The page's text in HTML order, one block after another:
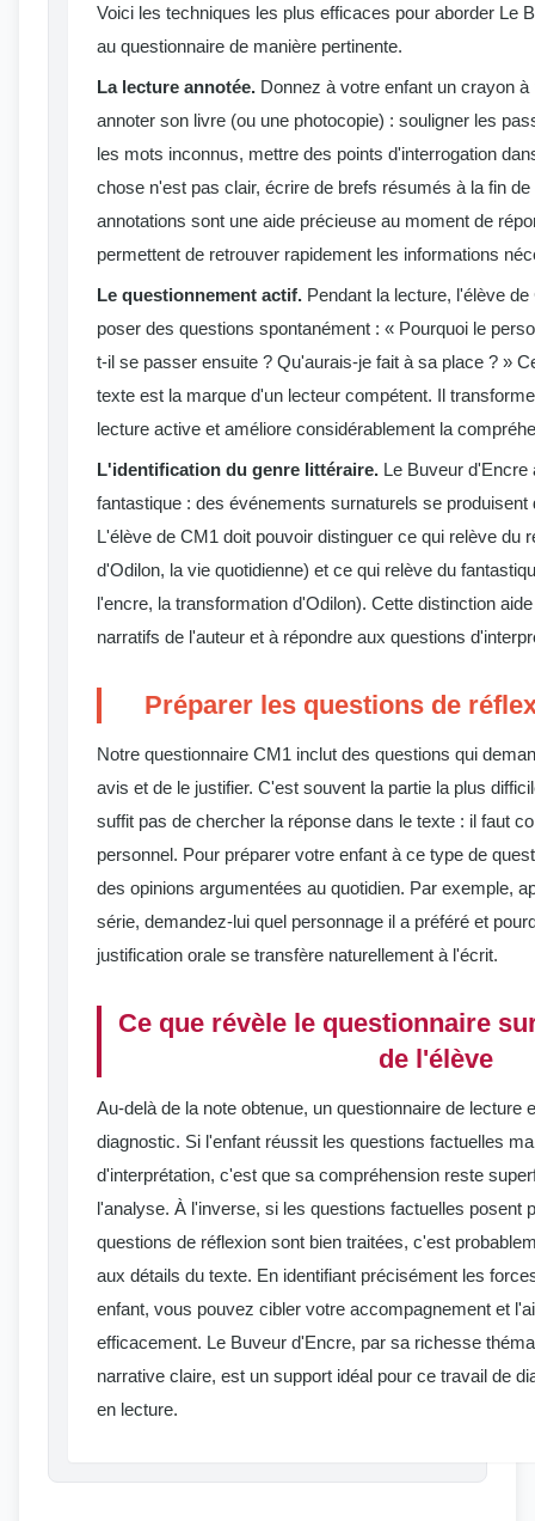
Voici les techniques les plus efficaces pour aborder Le
au questionnaire de manière pertinente.
La lecture annotée. Donnez à votre enfant un crayon
annoter son livre (ou une photocopie) : souligner les
les mots inconnus, mettre des points d'interrogation
chose n'est pas clair, écrire de brefs résumés à la fin
annotations sont une aide précieuse au moment de
permettent de retrouver rapidement les informations
Le questionnement actif. Pendant la lecture, l'élève
poser des questions spontanément : « Pourquoi le
t-il se passer ensuite ? Qu'aurais-je fait à sa place ? »
texte est la marque d'un lecteur compétent. Il
lecture active et améliore considérablement la
L'identification du genre littéraire. Le Buveur d'Encre
fantastique : des événements surnaturels se produisent
L'élève de CM1 doit pouvoir distinguer ce qui relève du
d'Odilon, la vie quotidienne) et ce qui relève du
l'encre, la transformation d'Odilon). Cette distinction
narratifs de l'auteur et à répondre aux questions
Préparer les questions de
Notre questionnaire CM1 inclut des questions qui
avis et de le justifier. C'est souvent la partie la plus
suffit pas de chercher la réponse dans le texte : il faut
personnel. Pour préparer votre enfant à ce type de
des opinions argumentées au quotidien. Par exemple,
série, demandez-lui quel personnage il a préféré et
justification orale se transfère naturellement à l'écrit.
Ce que révèle le questionnaire
de l'élève
Au-delà de la note obtenue, un questionnaire de lecture
diagnostic. Si l'enfant réussit les questions factuelles
d'interprétation, c'est que sa compréhension reste
l'analyse. À l'inverse, si les questions factuelles posent
questions de réflexion sont bien traitées, c'est
aux détails du texte. En identifiant précisément les
enfant, vous pouvez cibler votre accompagnement et
efficacement. Le Buveur d'Encre, par sa richesse
narrative claire, est un support idéal pour ce travail de
en lecture.